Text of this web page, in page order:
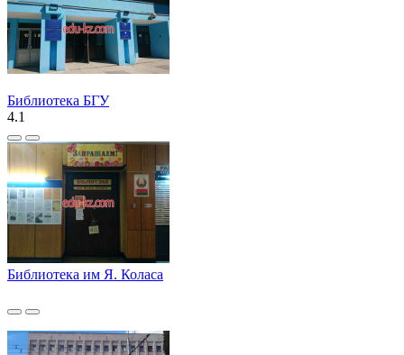
Библиотека БГУ
4.1
Библиотека им Я. Коласа